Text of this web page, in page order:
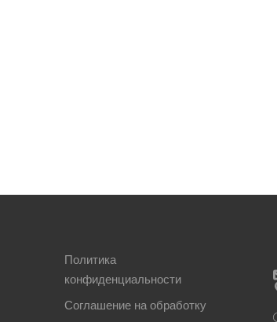
Политика
конфиденциальности
Соглашение на обработку